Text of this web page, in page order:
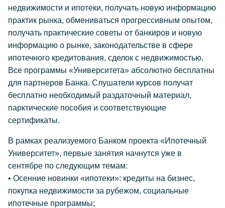
недвижимости и ипотеки, получать новую информацию
практик рынка, обмениваться прогрессивным опытом,
получать практические советы от банкиров и новую
информацию о рынке, законодательстве в сфере
ипотечного кредитования, сделок с недвижимостью.
Все программы «Университета» абсолютно бесплатны
для партнеров Банка. Слушатели курсов получат
бесплатно необходимый раздаточный материал,
парктические пособия и соответствующие
сертификаты.
В рамках реализуемого Банком проекта «Ипотечный
Университет», первые занятия начнутся уже в
сентябре по следующим темам:
• Осенние новинки «ипотеки»: кредиты на бизнес,
покупка недвижимости за рубежом, социальные
ипотечные программы;